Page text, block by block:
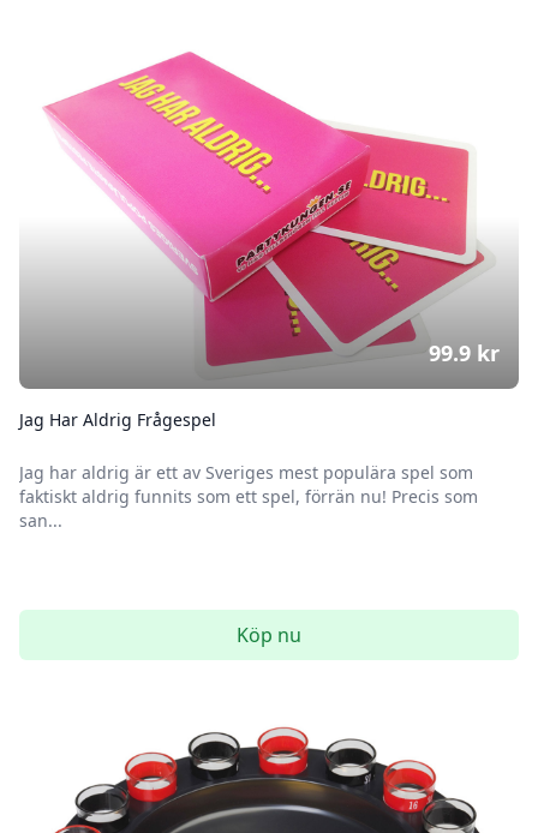
Jag Har Aldrig Frågespel
Jag har aldrig är ett av Sveriges mest populära spel som
faktiskt aldrig funnits som ett spel, förrän nu! Precis som
san...
99.9 kr
Köp nu